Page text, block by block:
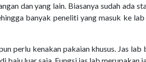
dan yang lain. Biasanya sudah ada
banyak peneliti yang masuk ke
perlu kenakan pakaian khusus. Jas lab